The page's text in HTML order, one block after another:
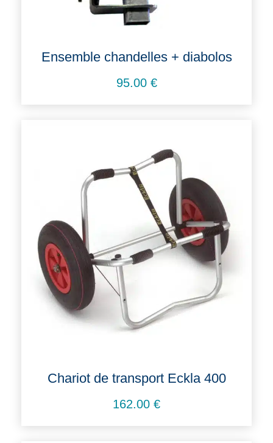
Ensemble chandelles + diabolos
95.00 €
Chariot de transport Eckla 400
162.00 €